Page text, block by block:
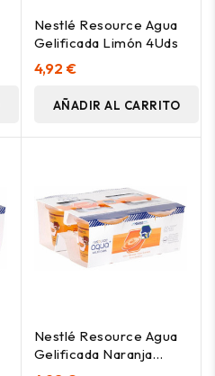
Nestlé Resource Agua
Gelificada Limón 4Uds
4,92 €
AÑADIR AL CARRITO
Nestlé Resource Agua
Gelificada Naranja
4Uds